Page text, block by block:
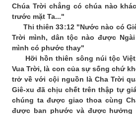
Chúa Trời chẳng có chúa nào
trước mặt Ta..."
Thi thiên 33:12 "Nước nào có
Trời mình, dân tộc nào được
mình có phước thay"
Hỡi hồn thiên sông núi tộc
Vua Trời, là con của sự sống chứ
trở về với cội nguồn là Cha Trời
Giê-xu đã chịu chết trên thập tự
chúng ta được giao thoa cùng
được ban phước và được